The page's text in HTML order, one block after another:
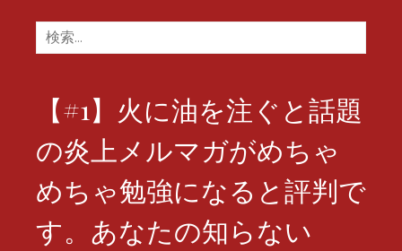
検
索:
【#1】火に油を注ぐと話題
の炎上メルマガがめちゃ
めちゃ勉強になると評判で
す。あなたの知らない